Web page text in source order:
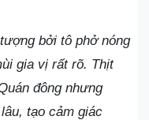
bởi tô phở nóng
gia vị rất rõ. Thịt
đông nhưng
tạo cảm giác